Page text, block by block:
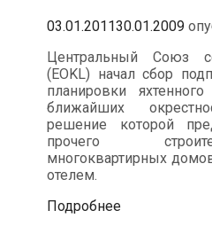
03.01.201130.01.2009
Центральный Союз
(EOKL) начал сбор
планировки
ближайших
решение которой
прочего
многоквартирных
отелем.
ПодробнееЖители